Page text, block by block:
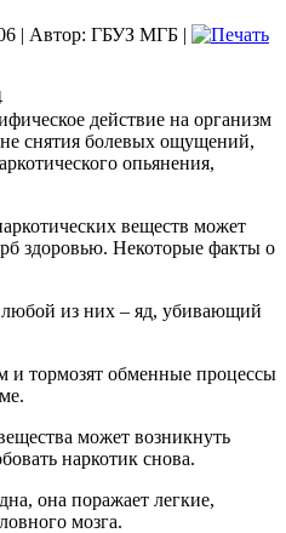
| Автор: ГБУЗ МГБ |
действие на организм
снятия болевых ощущений,
опьянения,
веществ может
здоровью. Некоторые факты о
любой из них – яд, убивающий
и тормозят обменные процессы
может возникнуть
наркотик снова.
она поражает легкие,
мозга.